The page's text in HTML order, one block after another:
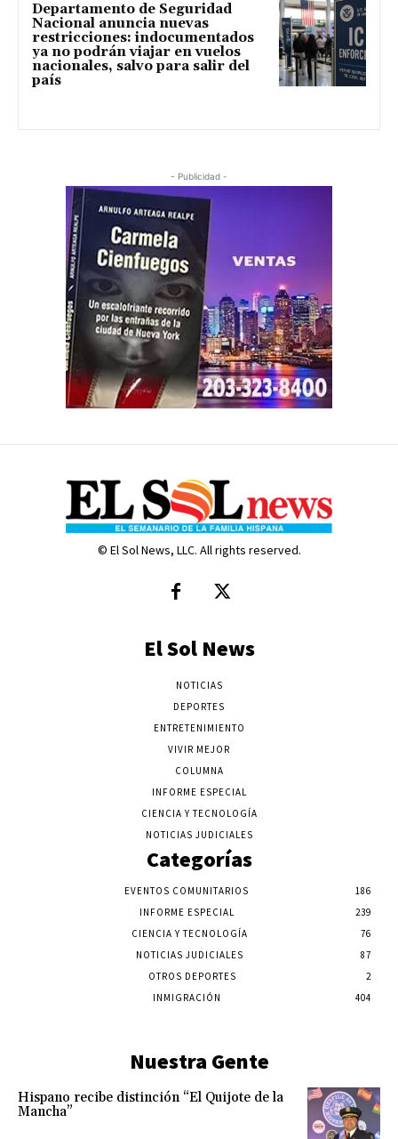
Departamento de Seguridad
Nacional anuncia nuevas
restricciones: indocumentados
ya no podrán viajar en vuelos
nacionales, salvo para salir del
país
- Publicidad -
© El Sol News, LLC. All rights reserved.
El Sol News
NOTICIAS
DEPORTES
ENTRETENIMIENTO
VIVIR MEJOR
COLUMNA
INFORME ESPECIAL
CIENCIA Y TECNOLOGÍA
NOTICIAS JUDICIALES
Categorías
EVENTOS COMUNITARIOS
186
INFORME ESPECIAL
239
CIENCIA Y TECNOLOGÍA
76
NOTICIAS JUDICIALES
87
OTROS DEPORTES
2
INMIGRACIÓN
404
Nuestra Gente
Hispano recibe distinción “El Quijote de la
Mancha”